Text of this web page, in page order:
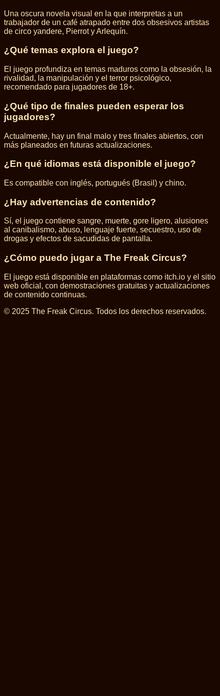
Una oscura novela visual en la que interpretas a un
trabajador de un café atrapado entre dos obsesivos artistas
de circo yandere, Pierrot y Arlequín.
¿Qué temas explora el juego?
El juego profundiza en temas maduros como la obsesión, la
rivalidad, la manipulación y el terror psicológico,
recomendado para jugadores de 18+.
¿Qué tipo de finales pueden esperar los
jugadores?
Actualmente, hay un final malo y tres finales abiertos, con
más planeados en futuras actualizaciones.
¿En qué idiomas está disponible el juego?
Es compatible con inglés, portugués (Brasil) y chino.
¿Hay advertencias de contenido?
Sí, el juego contiene sangre, muerte, gore ligero, alusiones
al canibalismo, abuso, lenguaje fuerte, secuestro, uso de
drogas y efectos de sacudidas de pantalla.
¿Cómo puedo jugar a The Freak Circus?
El juego está disponible en plataformas como itch.io y el sitio
web oficial, con demostraciones gratuitas y actualizaciones
de contenido continuas.
© 2025 The Freak Circus. Todos los derechos reservados.